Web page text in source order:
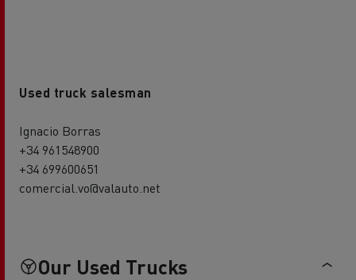
Used truck salesman
Ignacio Borras
+34 961548900
+34 699600651
comercial.vo@valauto.net
Our Used Trucks